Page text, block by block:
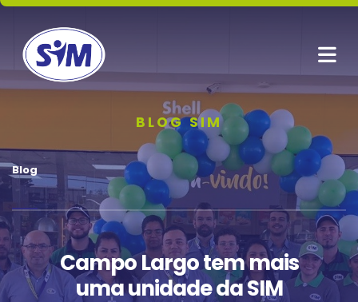
BLOG SIM
Blog
Campo Largo tem mais
uma unidade da SIM